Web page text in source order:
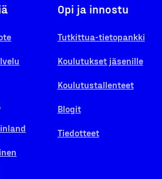
Opi ja innostu
Tutkittua-tietopankki
Koulutukset jäsenille
Koulutustallenteet
Blogit
Tiedotteet